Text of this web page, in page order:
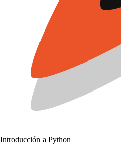
Introducción a Python